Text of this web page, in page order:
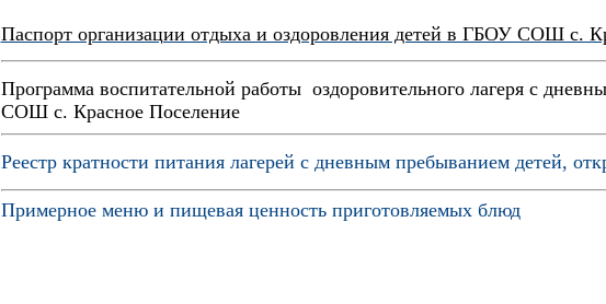
Паспорт организации отдыха и оздоровления детей в ГБОУ СОШ с.
Программа воспитательной работы оздоровительного лагеря с
СОШ с. Красное Поселение
Реестр кратности питания лагерей с дневным пребыванием детей,
Примерное меню и пищевая ценность приготовляемых блюд